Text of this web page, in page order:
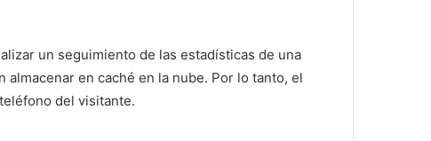
un seguimiento de las estadísticas de una
almacenar en caché en la nube. Por lo tanto, el
del visitante.